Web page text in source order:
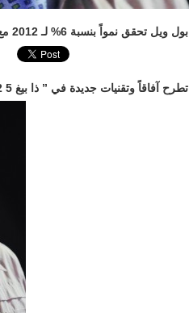
بول ويل تحقق نمواً بنسبة 6% لـ 2012 مع توقعات بنمو أكبر في 2013
تطرح آفاقاً وتقنيات جديدة في ” ذا بيغ 5 2012 “